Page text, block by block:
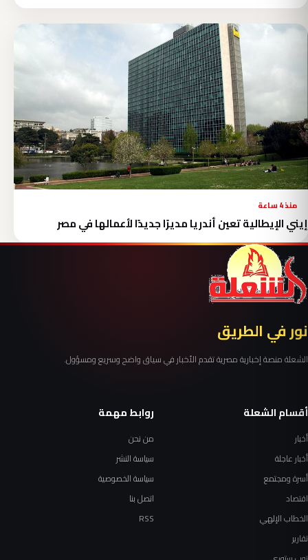
منذ 4 ساعة
إيني الإيطالية تعين أندريا مديرًا جديدًا لأعمالها في مصر
نور في الطريق
الشعلة منصة إخبارية مصرية تقدم الأخبار في سياق واضح وسريع ومسؤول.
أقسام الشعلة
أخبار
أخبار عاجلة
أسرة ومجتمع
اقتصاد
الخطاب الإلهي
تقارير
روابط مهمة
من نحن
سياسة النشر
سياسة الخصوصية
اتصل بنا
RSS